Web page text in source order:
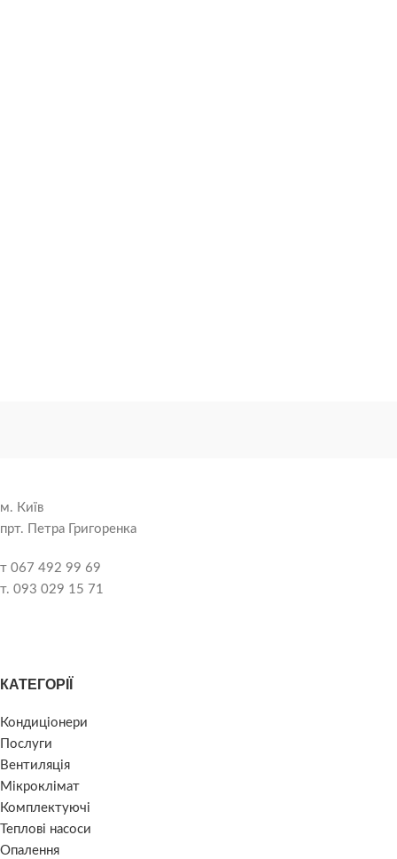
м. Київ
прт. Петра Григоренка
т 067 492 99 69
т. 093 029 15 71
КАТЕГОРІЇ
Кондиціонери
Послуги
Вентиляція
Мікроклімат
Комплектуючі
Теплові насоси
Опалення